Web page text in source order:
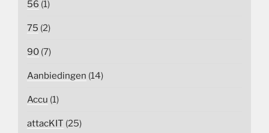
56 (1)
75 (2)
90 (7)
Aanbiedingen (14)
Accu (1)
attacKIT (25)